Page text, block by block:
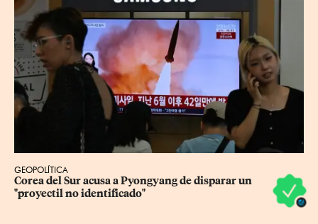
GEOPOLÍTICA
Corea del Sur acusa a Pyongyang de disparar un
"proyectil no identificado"